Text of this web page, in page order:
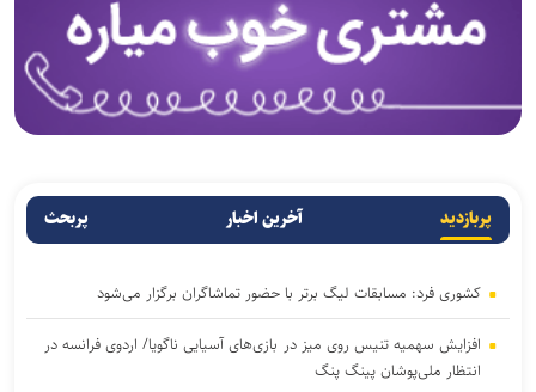
پربازدید آخرین اخبار پربحث
کشوری فرد: مسابقات لیگ برتر با حضور تماشاگران برگزار می‌شود
افزایش سهمیه تنیس روی میز در بازی‌های آسیایی ناگویا/ اردوی فرانسه در
انتظار ملی‌پوشان پینگ پنگ